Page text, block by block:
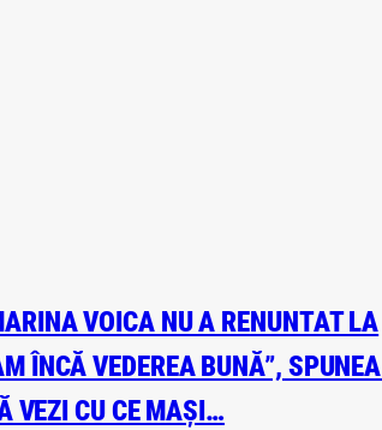
VOICA NU A RENUNTAT LA
ÎNCĂ VEDEREA BUNĂ”,
VEZI CU CE MAȘI…